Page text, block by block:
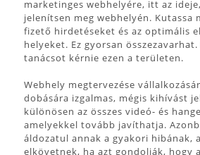
marketinges webhelyére, itt az
jelenítsen meg webhelyén. Kutassa
fizető hirdetéseket és az optimális
helyeket. Ez gyorsan
tanácsot kérnie ezen a területen.
Webhely megtervezése
dobására izgalmas, mégis kihívást
különösen az összes videó- ​​és
amelyekkel tovább javíthatja.
áldozatul annak a gyakori hibának,
elkövetnek, ha azt gondolják, hogy